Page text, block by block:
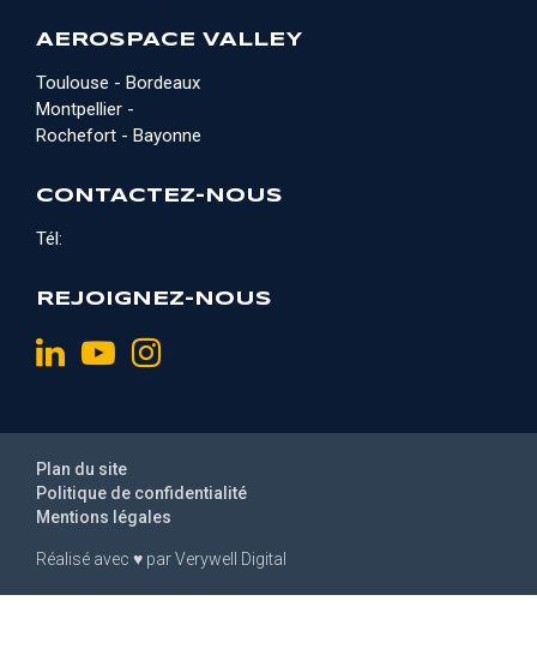
AEROSPACE VALLEY
Toulouse - Bordeaux
Montpellier -
Rochefort - Bayonne
CONTACTEZ-NOUS
Tél:
REJOIGNEZ-NOUS
Réalisé avec ♥ parVerywell Digital
Mentions légales
Politique de confidentialité
Plan du site